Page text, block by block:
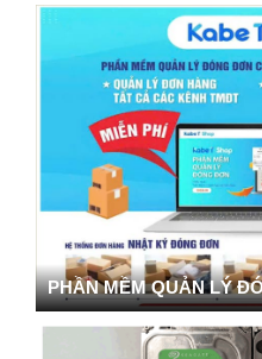
PHẦN MỀM QUẢN LÝ